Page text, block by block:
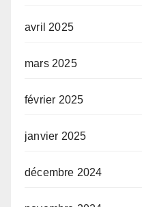
avril 2025
mars 2025
février 2025
janvier 2025
décembre 2024